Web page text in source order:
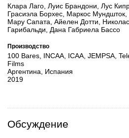
Клара Лаго, Луис Брандони, Лус
Грасиэла Борхес, Маркос Мундшток,
Мару Сапата, Айелен Дотти,
Гарибальди, Дана Габриела Бассо
Производство
100 Bares, INCAA, ICAA, JEMPSA,
Films
Аргентина, Испания
2019
Обсуждение